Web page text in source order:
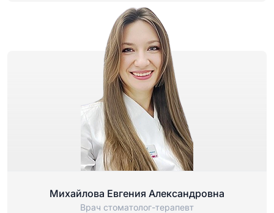
Михайлова Евгения Александровна
Врач стоматолог-терапевт